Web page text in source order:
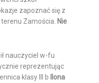
zapoznać się z
Zamościa. Nie
nauczyciel w-fu
reprezentując
klasy III b
Ilona